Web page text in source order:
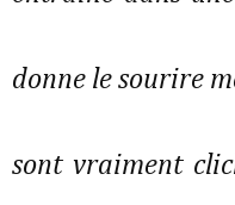
donne le sourire
sont vraiment